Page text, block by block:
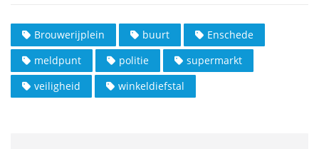
Brouwerijplein buurt
Enschede
meldpunt
politie
supermarkt
veiligheid
winkeldiefstal